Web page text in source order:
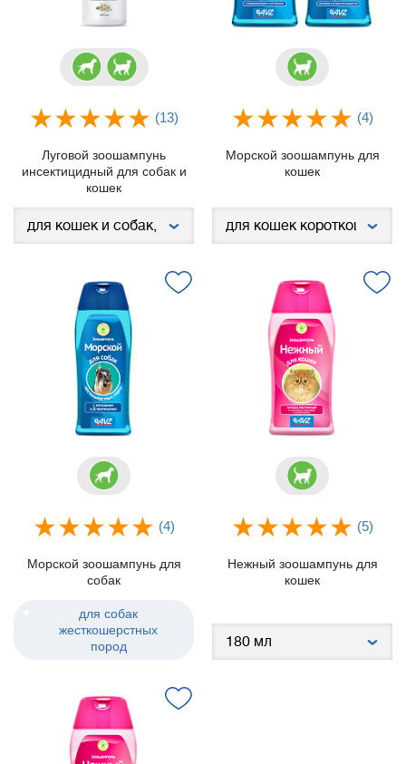
(13)
Луговой зоошампунь
инсектицидный для собак и
кошек
(4)
Морской зоошампунь для
кошек
(4)
Морской зоошампунь для
собак
для собак
жесткошерстных
пород
(5)
Нежный зоошампунь для
кошек